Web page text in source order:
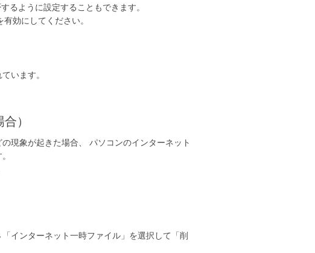
るように設定することもできます。
効にしてください。
います。
）
現象が起きた場合、 パソコンのインターネット
ンターネット一時ファイル」を選択して「削